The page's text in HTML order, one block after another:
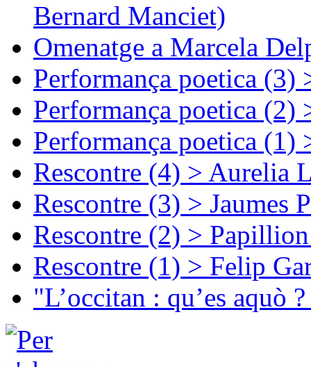
Bernard Manciet)
Omenatge a Marcela
Performança poetica (3)
Performança poetica (2)
Performança poetica (1)
Rescontre (4) > Aurelia
Rescontre (3) > Jaumes
Rescontre (2) >
Rescontre (1) > Felip
"L’occitan : qu’es aquò